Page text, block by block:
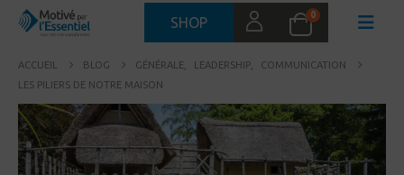
SHOP 0
ACCUEIL BLOG GÉNÉRALE LEADERSHIP
COMMUNICATION
LES PILIERS DE NOTRE MAISON